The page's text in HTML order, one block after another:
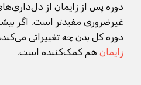
دوره پس از زایمان از
غیرضروری مفیدتر است. اگر
دوره کل بدن چه تغییراتی
زایمان هم کمک‌کننده است.